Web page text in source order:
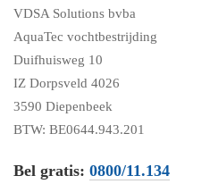
VDSA Solutions bvba
AquaTec vochtbestrijding
Duifhuisweg 10
IZ Dorpsveld 4026
3590 Diepenbeek
BTW: BE0644.943.201
Bel gratis: 0800/11.134